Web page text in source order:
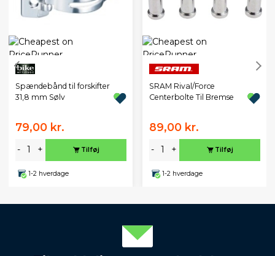
Spændebånd til forskifter
31,8 mm Sølv
79,00 kr.
- + Tilføj
1-2 hverdage
SRAM Rival/Force
Centerbolte Til Bremse
89,00 kr.
- + Tilføj
1-2 hverdage